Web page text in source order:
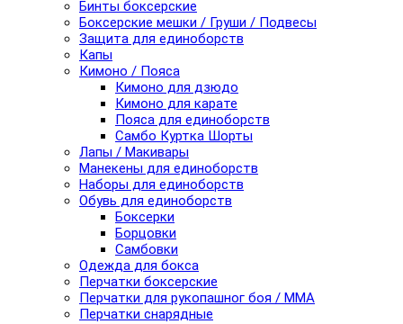
Бинты боксерские
Боксерские мешки / Груши / Подвесы
Защита для единоборств
Капы
Кимоно / Пояса
Кимоно для дзюдо
Кимоно для карате
Пояса для единоборств
Самбо Куртка Шорты
Лапы / Макивары
Манекены для единоборств
Наборы для единоборств
Обувь для единоборств
Боксерки
Борцовки
Самбовки
Одежда для бокса
Перчатки боксерские
Перчатки для рукопашног боя / ММА
Перчатки снарядные